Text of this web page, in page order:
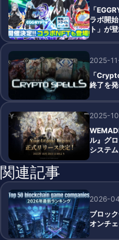
「
ラボ開
ト」が
2025-
「
終了を
2025-
ル』グ
システ
関連記事
2026-
ブロッ
オンチ